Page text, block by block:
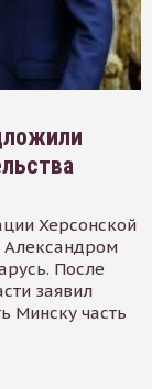
Херсонской
Александром
После
заявил
Минску часть